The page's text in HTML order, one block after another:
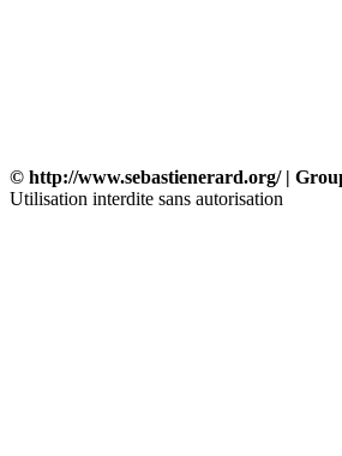
© http://www.sebastienerard.org/ |
Utilisation interdite sans autorisation